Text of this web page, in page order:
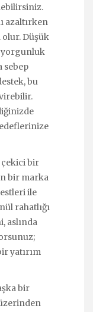
azaltırken
olur. Düşük
yorgunluk
sebep
bu
çekici bir
bir marka
ile
rahatlığı
aslında
yatırım
bir